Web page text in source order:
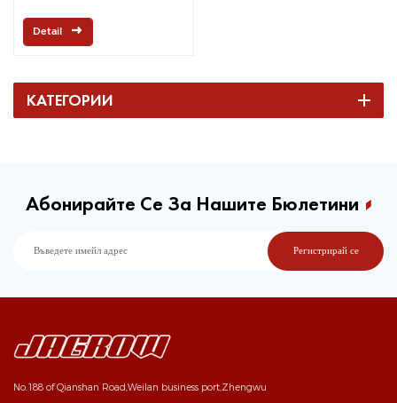
Detail
КАТЕГОРИИ
Абонирайте Се За Нашите Бюлетини
No.188 of Qianshan Road,Weilan business port,Zhengwu